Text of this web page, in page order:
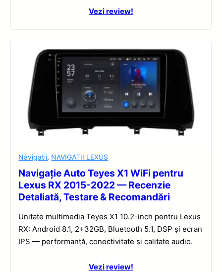
Vezi review!
Navigatii, NAVIGATII LEXUS
Navigație Auto Teyes X1 WiFi pentru
Lexus RX 2015-2022 — Recenzie
Detaliată, Testare & Recomandări
Unitate multimedia Teyes X1 10.2-inch pentru Lexus
RX: Android 8.1, 2+32GB, Bluetooth 5.1, DSP și ecran
IPS — performanță, conectivitate și calitate audio.
Vezi review!